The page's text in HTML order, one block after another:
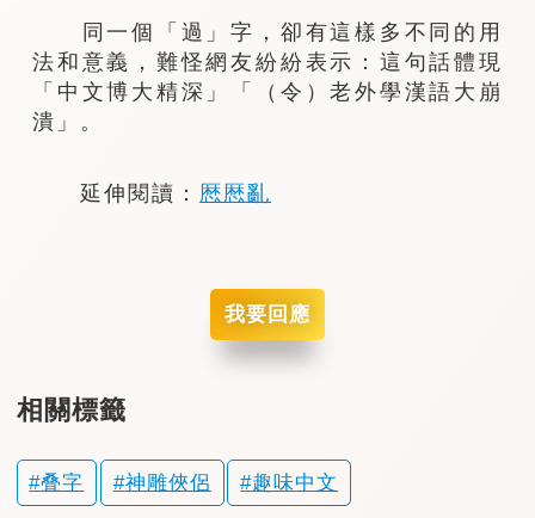
同一個「過」字，卻有這樣多不同的用
法和意義，難怪網友紛紛表示：這句話體現
「中文博大精深」「（令）老外學漢語大崩
潰」。
延伸閱讀： 厯厯亂
我要回應
相關標籤
叠字 神雕俠侶 趣味中文